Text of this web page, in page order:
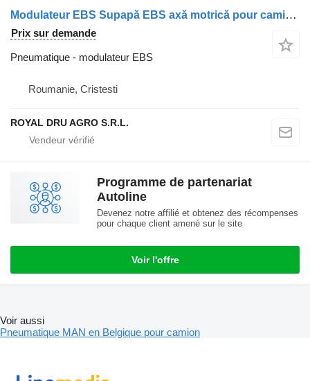
Modulateur EBS Supapă EBS axă motrică pour camion MAN 8152106-6014 / 81521066014 / 81521069014 / 8152106-9014
Prix sur demande
Pneumatique - modulateur EBS
Roumanie, Cristesti
ROYAL DRU AGRO S.R.L.
Programme de partenariat
Autoline
Devenez notre affilié et obtenez des récompenses
pour chaque client amené sur le site
Voir l'offre
Voir aussi
Pneumatique MAN en Belgique pour camion